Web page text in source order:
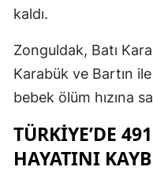
kaldı.
Zonguldak, Batı
Karabük ve Bartın ile
bebek ölüm hızına
TÜRKİYE’DE
HAYATINI